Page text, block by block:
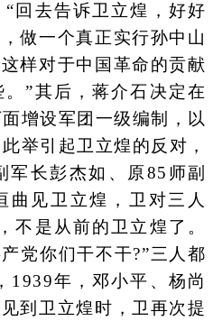
回去告诉卫立煌，好好
做一个真正实行孙中山
样对于中国革命的贡献
”其后，蒋介石决定在
增设军团一级编制，以
举引起卫立煌的反对，
军长彭杰如、原85师副
曲见卫立煌，卫对三人
不是从前的卫立煌了。
党你们干不干?”三人都
1939年，邓小平、杨尚
到卫立煌时，卫再次提